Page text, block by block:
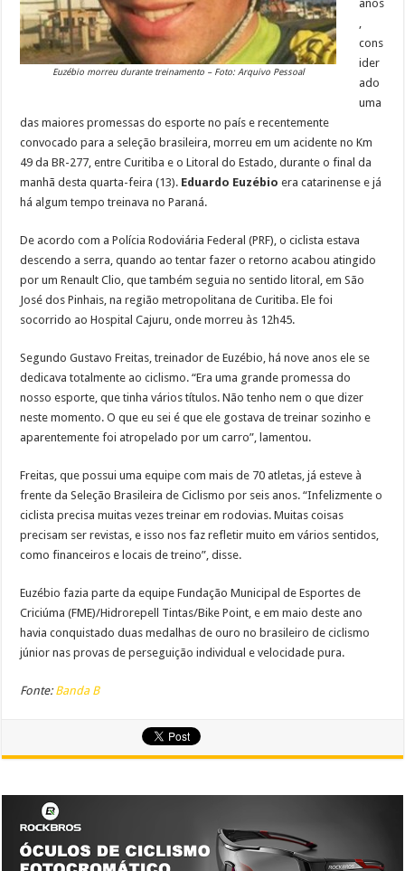
Euzébio morreu durante treinamento – Foto: Arquivo Pessoal
anos
cons
ider
ado
uma
das maiores promessas do esporte no país e recentemente
convocado para a seleção brasileira, morreu em um acidente no Km
49 da BR-277, entre Curitiba e o Litoral do Estado, durante o final da
manhã desta quarta-feira (13). Eduardo Euzébio era catarinense e já
há algum tempo treinava no Paraná.
De acordo com a Polícia Rodoviária Federal (PRF), o ciclista estava
descendo a serra, quando ao tentar fazer o retorno acabou atingido
por um Renault Clio, que também seguia no sentido litoral, em São
José dos Pinhais, na região metropolitana de Curitiba. Ele foi
socorrido ao Hospital Cajuru, onde morreu às 12h45.
Segundo Gustavo Freitas, treinador de Euzébio, há nove anos ele se
dedicava totalmente ao ciclismo. “Era uma grande promessa do
nosso esporte, que tinha vários títulos. Não tenho nem o que dizer
neste momento. O que eu sei é que ele gostava de treinar sozinho e
aparentemente foi atropelado por um carro”, lamentou.
Freitas, que possui uma equipe com mais de 70 atletas, já esteve à
frente da Seleção Brasileira de Ciclismo por seis anos. “Infelizmente o
ciclista precisa muitas vezes treinar em rodovias. Muitas coisas
precisam ser revistas, e isso nos faz refletir muito em vários sentidos,
como financeiros e locais de treino”, disse.
Euzébio fazia parte da equipe Fundação Municipal de Esportes de
Criciúma (FME)/Hidrorepell Tintas/Bike Point, e em maio deste ano
havia conquistado duas medalhas de ouro no brasileiro de ciclismo
júnior nas provas de perseguição individual e velocidade pura.
Fonte: Banda B